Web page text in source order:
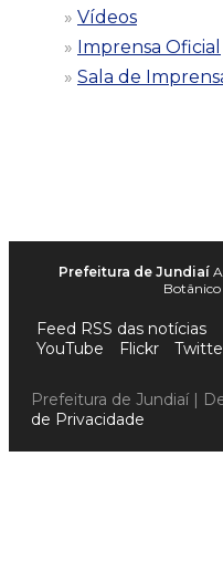
Vídeos
Imprensa Oficial
Sala de
Prefeitura de Jundiaí
Botânico
Feed RSS das notícias
YouTube
Flickr
Prefeitura de Jundiaí |
de Privacidade